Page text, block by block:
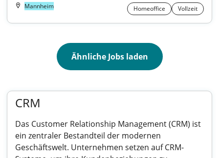
Mannheim Homeoffice Vollzeit
Ähnliche Jobs laden
CRM
Das Customer Relationship Management (CRM) ist
ein zentraler Bestandteil der modernen
Geschäftswelt. Unternehmen setzen auf CRM-